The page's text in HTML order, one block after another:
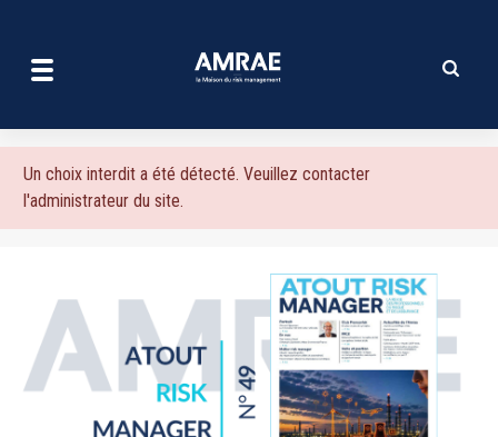
contenu
Message
d'erreur
Un choix interdit a été détecté. Veuillez contacter
l'administrateur du site.